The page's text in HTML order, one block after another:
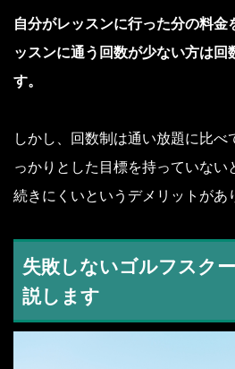
自分がレッスンに行った分の料金
ッスンに通う回数が少ない方は回
す。
しかし、回数制は通い放題に比べ
っかりとした目標を持っていない
続きにくいというデメリットがあ
失敗しないゴルフスク
説します